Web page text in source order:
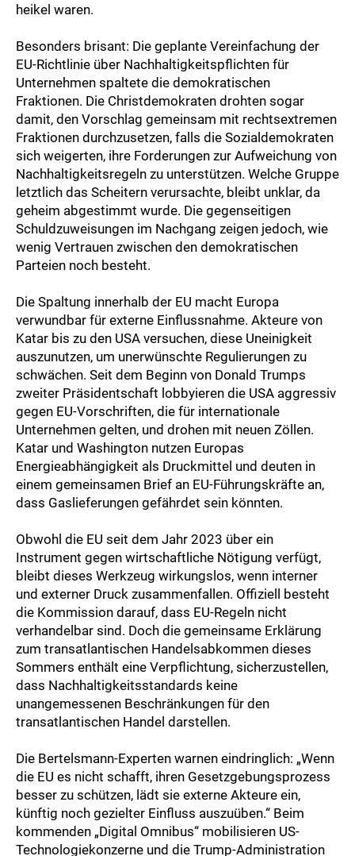
heikel waren.
Besonders brisant: Die geplante Vereinfachung der
EU-Richtlinie über Nachhaltigkeitspflichten für
Unternehmen spaltete die demokratischen
Fraktionen. Die Christdemokraten drohten sogar
damit, den Vorschlag gemeinsam mit rechtsextremen
Fraktionen durchzusetzen, falls die Sozialdemokraten
sich weigerten, ihre Forderungen zur Aufweichung von
Nachhaltigkeitsregeln zu unterstützen. Welche Gruppe
letztlich das Scheitern verursachte, bleibt unklar, da
geheim abgestimmt wurde. Die gegenseitigen
Schuldzuweisungen im Nachgang zeigen jedoch, wie
wenig Vertrauen zwischen den demokratischen
Parteien noch besteht.
Die Spaltung innerhalb der EU macht Europa
verwundbar für externe Einflussnahme. Akteure von
Katar bis zu den USA versuchen, diese Uneinigkeit
auszunutzen, um unerwünschte Regulierungen zu
schwächen. Seit dem Beginn von Donald Trumps
zweiter Präsidentschaft lobbyieren die USA aggressiv
gegen EU-Vorschriften, die für internationale
Unternehmen gelten, und drohen mit neuen Zöllen.
Katar und Washington nutzen Europas
Energieabhängigkeit als Druckmittel und deuten in
einem gemeinsamen Brief an EU-Führungskräfte an,
dass Gaslieferungen gefährdet sein könnten.
Obwohl die EU seit dem Jahr 2023 über ein
Instrument gegen wirtschaftliche Nötigung verfügt,
bleibt dieses Werkzeug wirkungslos, wenn interner
und externer Druck zusammenfallen. Offiziell besteht
die Kommission darauf, dass EU-Regeln nicht
verhandelbar sind. Doch die gemeinsame Erklärung
zum transatlantischen Handelsabkommen dieses
Sommers enthält eine Verpflichtung, sicherzustellen,
dass Nachhaltigkeitsstandards keine
unangemessenen Beschränkungen für den
transatlantischen Handel darstellen.
Die Bertelsmann-Experten warnen eindringlich: „Wenn
die EU es nicht schafft, ihren Gesetzgebungsprozess
besser zu schützen, lädt sie externe Akteure ein,
künftig noch gezielter Einfluss auszuüben.“ Beim
kommenden „Digital Omnibus“ mobilisieren US-
Technologiekonzerne und die Trump-Administration